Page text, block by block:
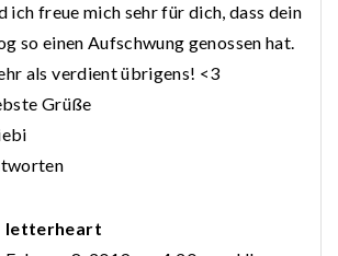
ich freue mich sehr für dich, dass dein
so einen Aufschwung genossen hat.
als verdient übrigens! <3
Grüße
letterheart